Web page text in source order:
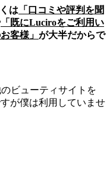
は 「口コミや評判を聞
「既にLuciroをご利用い
客様」 が大半だからで
ビューティサイトを
が僕は利用していませ